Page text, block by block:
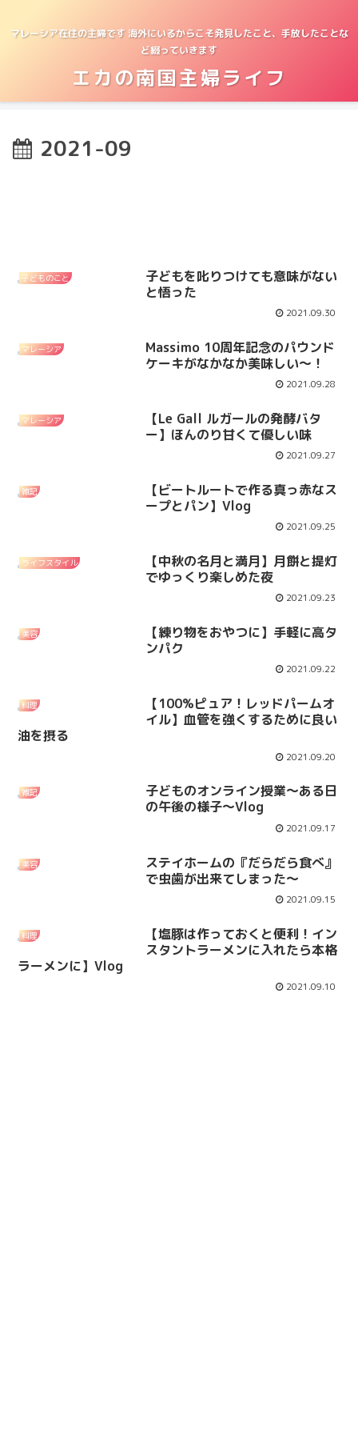
マレーシア在住の主婦です 海外にいるからこそ発見したこと、手放したことな
ど綴っていきます
エカの南国主婦ライフ
2021-09
子どものこと
子どもを叱りつけても意味がない
と悟った
2021.09.30
マレーシア
Massimo 10周年記念のパウンド
ケーキがなかなか美味しい～！
2021.09.28
マレーシア
【Le Gall ルガールの発酵バタ
ー】ほんのり甘くて優しい味
2021.09.27
雑記
【ビートルートで作る真っ赤なス
ープとパン】Vlog
2021.09.25
ライフスタイル
【中秋の名月と満月】月餅と提灯
でゆっくり楽しめた夜
2021.09.23
美容
【練り物をおやつに】手軽に高タ
ンパク
2021.09.22
料理
【100%ピュア！レッドパームオ
イル】血管を強くするために良い
油を摂る
2021.09.20
雑記
子どものオンライン授業～ある日
の午後の様子～Vlog
2021.09.17
美容
ステイホームの『だらだら食べ』
で虫歯が出来てしまった～
2021.09.15
料理
【塩豚は作っておくと便利！イン
スタントラーメンに入れたら本格
ラーメンに】Vlog
2021.09.10